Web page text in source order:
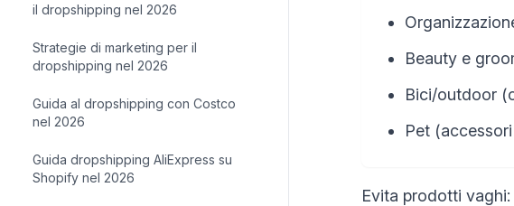
il dropshipping nel 2026
Strategie di marketing per il
dropshipping nel 2026
Guida al dropshipping con Costco
nel 2026
Guida dropshipping AliExpress su
Shopify nel 2026
Beauty e
Bici/outdoor
Pet
Evita prodotti